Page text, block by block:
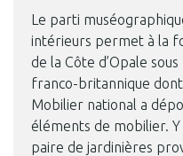
Le parti
intérieurs permet à la
de la Côte d’Opale
franco-britannique
Mobilier national a
éléments de mobilier.
paire de jardinières